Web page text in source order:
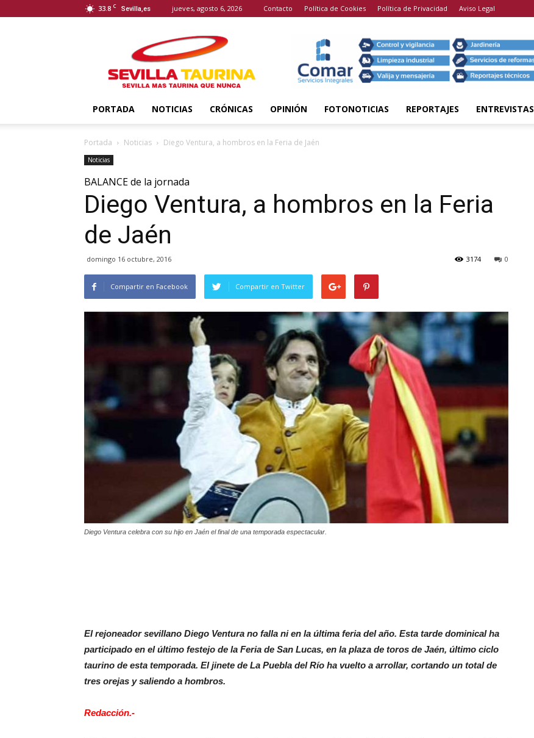
33.8 C Sevilla,es jueves, agosto 6, 2026 Contacto Política de Cookies Política de Privacidad Aviso Legal
Taurina
PORTADA NOTICIAS CRÓNICAS OPINIÓN FOTONOTICIAS REPORTAJES ENTREVISTAS
Portada Noticias Diego Ventura, a hombros en la Feria de Jaén
Noticias
BALANCE de la jornada
Diego Ventura, a hombros en la Feria
de Jaén
domingo 16 octubre, 2016 0
3174
Compartir en Facebook Compartir en Twitter
Diego Ventura celebra con su hijo en Jaén el final de una temporada espectacular.
El rejoneador sevillano Diego Ventura no falla ni en la última feria del año. Esta tarde dominical ha
participado en el último festejo de la Feria de San Lucas, en la plaza de toros de Jaén, último ciclo
taurino de esta temporada. El jinete de La Puebla del Río ha vuelto a arrollar, cortando un total de
tres orejas y saliendo a hombros.
Redacción.-